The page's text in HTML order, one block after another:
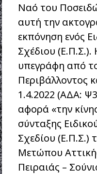
Ναό του
αυτή την
εκπόνηση ενός
Σχέδιου
υπεγράφη από
Περιβάλλοντος
1.4.2022 (ΑΔΑ:
αφορά «την
σύνταξης
Σχεδίου (Ε.Π.Σ.)
Μετώπου
Πειραιάς –